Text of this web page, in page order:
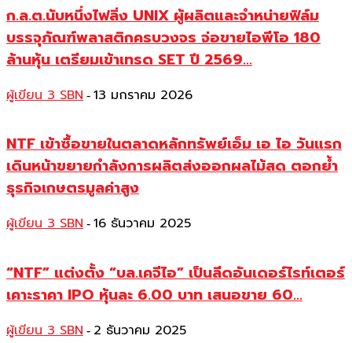
ก.ล.ต.นับหนึ่งไฟลิ่ง UNIX ผู้ผลิตและจำหน่ายฟิล์ม
บรรจุภัณฑ์พลาสติกครบวงจร จ่อขายไอพีโอ 180
ล้านหุ้น เตรียมเข้าเทรด SET ปี 2569...
ผู้เขียน 3 SBN - 13 มกราคม 2026
NTF เข้าซื้อขายในตลาดหลักทรัพย์เอ็ม เอ ไอ วันแรก
เดินหน้าขยายกำลังการผลิตส่งออกผลไม้สด ตอกย้ำ
ธุรกิจเกษตรมูลค่าสูง
ผู้เขียน 3 SBN - 16 ธันวาคม 2025
“NTF” แต่งตั้ง “บล.เคจีไอ” เป็นลีดอันเดอร์ไรท์เตอร์
เคาะราคา IPO หุ้นละ 6.00 บาท เสนอขาย 60...
ผู้เขียน 3 SBN - 2 ธันวาคม 2025